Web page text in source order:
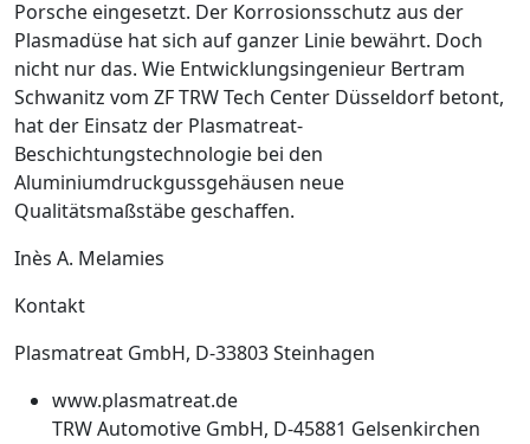
Porsche eingesetzt. Der Korrosionsschutz aus der
Plasmadüse hat sich auf ganzer Linie bewährt. Doch
nicht nur das. Wie Entwicklungsingenieur Bertram
Schwanitz vom ZF TRW Tech Center Düsseldorf betont,
hat der Einsatz der Plasmatreat-
Beschichtungstechnologie bei den
Aluminiumdruckgussgehäusen neue
Qualitätsmaßstäbe geschaffen.
Inès A. Melamies
Kontakt
Plasmatreat GmbH, D-33803 Steinhagen
www.plasmatreat.de
TRW Automotive GmbH, D-45881 Gelsenkirchen